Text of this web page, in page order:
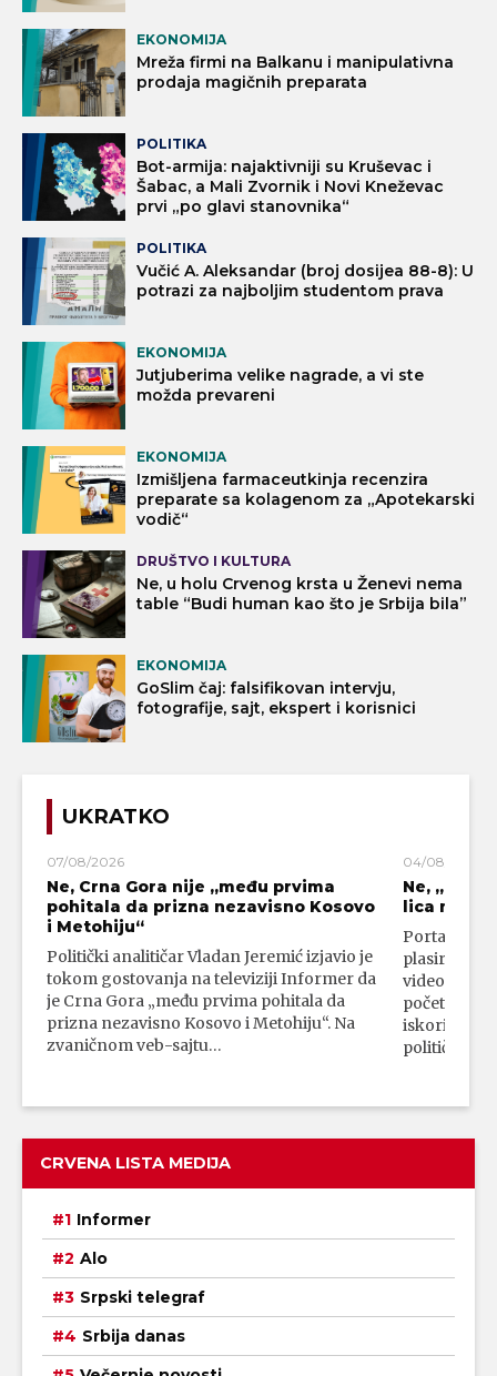
EKONOMIJA
Mreža firmi na Balkanu i manipulativna
prodaja magičnih preparata
POLITIKA
Bot-armija: najaktivniji su Kruševac i
Šabac, a Mali Zvornik i Novi Kneževac
prvi „po glavi stanovnika“
POLITIKA
Vučić A. Aleksandar (broj dosijea 88-8): U
potrazi za najboljim studentom prava
EKONOMIJA
Jutjuberima velike nagrade, a vi ste
možda prevareni
EKONOMIJA
Izmišljena farmaceutkinja recenzira
preparate sa kolagenom za „Apotekarski
vodič“
DRUŠTVO I KULTURA
Ne, u holu Crvenog krsta u Ženevi nema
table “Budi human kao što je Srbija bila”
EKONOMIJA
GoSlim čaj: falsifikovan intervju,
fotografije, sajt, ekspert i korisnici
UKRATKO
07/08/2026
Ne, Crna Gora nije „među prvima
pohitala da prizna nezavisno Kosovo
i Metohiju“
Politički analitičar Vladan Jeremić izjavio je
tokom gostovanja na televiziji Informer da
je Crna Gora „među prvima pohitala da
prizna nezavisno Kosovo i Metohiju“. Na
zvaničnom veb-sajtu…
04/08/2026
Ne,
lica
Portal 24
plasirali su
video-
početka
iskorišćava
političkim
CRVENA LISTA MEDIJA
Informer
Alo
Srpski telegraf
Srbija danas